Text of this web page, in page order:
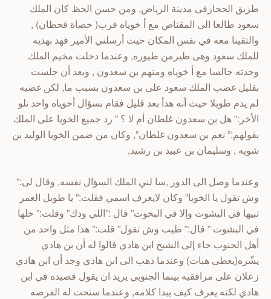
طريق الحجازفى مدينة الرياض, ومن حسن الحظ كان الملك
سعود طالعا الى المقناص مع أ خوياه قرب( حصاة قحطان) ,
والتقينا معه في نفس المكان حيث أرسلني الأمير فهد بهديه
للملك سعود وهى طيرمن طيوره, وعندما دخلت مخيم الملك
وجدته جالسا مع أ خوياه ومنهم بن سعدون , وبعد أن جلست
بقليل غضب الملك سعود على بن سعدون بسبب ما, لكن غضبه
لم يدم طويلا حيث أنه هدأ بعد قليل فقام بسؤال أخوياه واحد تلو
الأخر:” هل بن سعدون غلطان أم لا ؟ ” رد جميع الخويا على الملك
بقولهم:” نعم بن سعدون غلطان”, وكان من ضمن الخويا الوليد بن
شويه , وسليمان بن عبيد بن رشيد,
وعندما وصل الى الدور ,سا لني الملك السؤال نفسه, وقال لى:”
وش تقول يا الخويا” وكان لايعرف اسمي فقلت:” يا طويل العمر
تبيها في البشوت وإلا في البخوت” قال :”اللي ودك” وقلت:” خلها
في البشوت ” قال:” طيب وش تقول” قلت:” هذا مثل واحد من
أهل الجنوب جاء إلى الشيخ ابن هادي قالوا له أن بن هادي
يشّره(يعطى هبات) وعندما ذهب الى ابن هادي وجد أن ابن هادي
زعلان على مرافقيه بينما الجنوبي يريد ان يقول قصيده في ابن
هادي لكنه يعرف كيف يبدا كلامه, وعندما سنحت له الفرصه